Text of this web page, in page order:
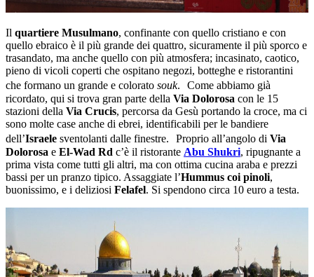
Il quartiere Musulmano, confinante con quello cristiano e con
quello ebraico è il più grande dei quattro, sicuramente il più sporco e
trasandato, ma anche quello con più atmosfera; incasinato, caotico,
pieno di vicoli coperti che ospitano negozi, botteghe e ristorantini
che formano un grande e colorato souk. Come abbiamo già
ricordato, qui si trova gran parte della Via Dolorosa con le 15
stazioni della Via Crucis, percorsa da Gesù portando la croce, ma ci
sono molte case anche di ebrei, identificabili per le bandiere
dell’Israele sventolanti dalle finestre. Proprio all’angolo di Via
Dolorosa e El-Wad Rd c’è il ristorante Abu Shukri, ripugnante a
prima vista come tutti gli altri, ma con ottima cucina araba e prezzi
bassi per un pranzo tipico. Assaggiate l’Hummus coi pinoli,
buonissimo, e i deliziosi Felafel. Si spendono circa 10 euro a testa.